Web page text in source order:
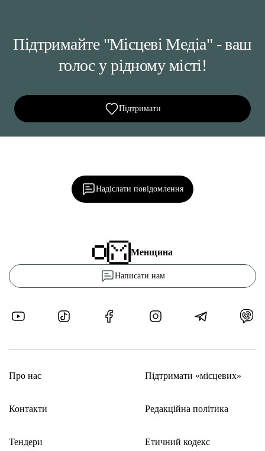
Підтримайте "Місцеві Медіа" - ваш
голос у рідному місті!
Підтримати
Надіслати повідомлення
Менщина
Написати нам
Про нас
Контакти
Тендери
Підтримати «місцевих»
Редакційна політика
Етичний кодекс